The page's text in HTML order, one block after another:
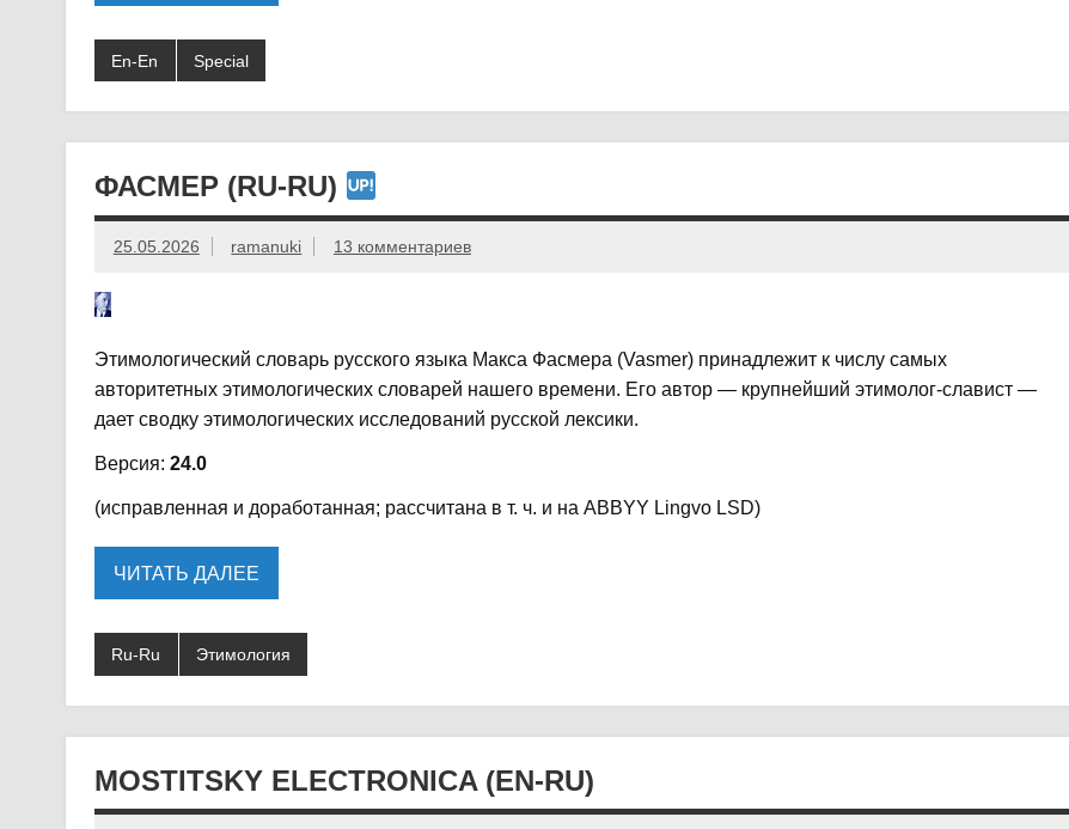
En-En Special
ФАСМЕР (RU-RU)
25.05.2026 ramanuki 13 комментариев
Этимологический словарь русского языка Макса Фасмера (Vasmer) принадлежит к числу самых
авторитетных этимологических словарей нашего времени. Его автор — крупнейший этимолог-славист —
дает сводку этимологических исследований русской лексики.
Версия: 24.0
(исправленная и доработанная; рассчитана в т. ч. и на ABBYY Lingvo LSD)
ЧИТАТЬ ДАЛЕЕ
Ru-Ru Этимология
MOSTITSKY ELECTRONICA (EN-RU)